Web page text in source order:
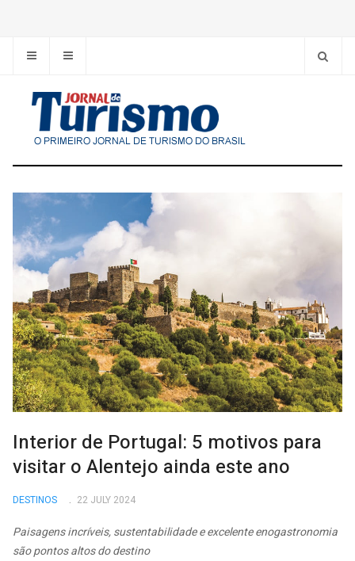
Interior de Portugal: 5 motivos para
visitar o Alentejo ainda este ano
DESTINOS 22 JULY 2024
Paisagens incríveis, sustentabilidade e excelente enogastronomia
são pontos altos do destino